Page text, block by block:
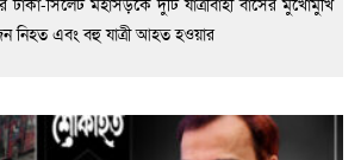
নিহত এবং বহু যাত্রী আহত হওয়ার